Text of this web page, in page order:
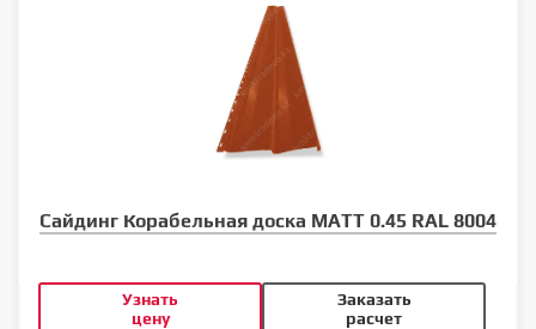
Сайдинг Корабельная доска MATT 0.45 RAL 8004
Узнать
цену
Заказать
расчет